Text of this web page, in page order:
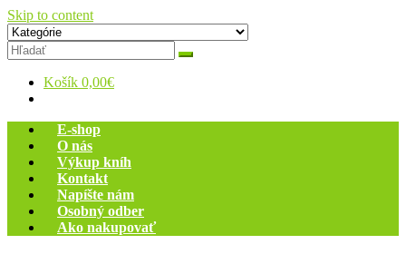
Skip to content
Zelený dom
Antikvariát
Košík 0,00€
E-shop
O nás
Výkup kníh
Kontakt
Napíšte nám
Osobný odber
Ako nakupovať